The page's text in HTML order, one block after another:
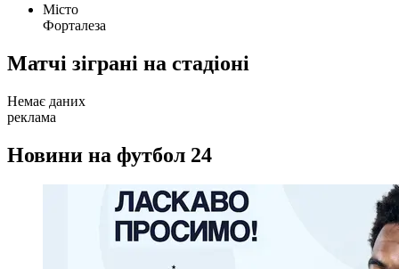
Місто
Форталеза
Матчі зіграні на стадіоні
Немає даних
реклама
Новини на футбол 24